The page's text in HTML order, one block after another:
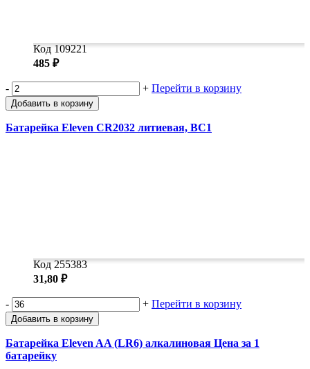
Код 109221
485 ₽
- + Перейти в корзину
Добавить в корзину
Батарейка Eleven CR2032 литиевая, BC1
Код 255383
31,80 ₽
- + Перейти в корзину
Добавить в корзину
Батарейка Eleven AA (LR6) алкалиновая Цена за 1
батарейку